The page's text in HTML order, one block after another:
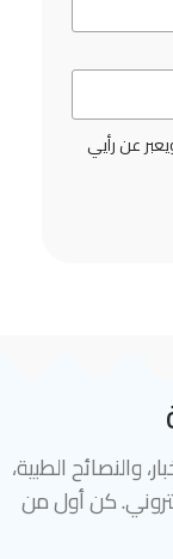
عن رأيي
والنصائح الطبية،
كن أول من